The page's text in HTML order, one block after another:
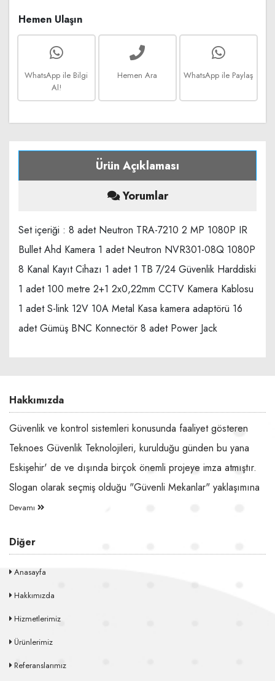
Hemen Ulaşın
WhatsApp ile Bilgi
Al!
Hemen Ara WhatsApp ile Paylaş
Ürün Açıklaması
Yorumlar
Set içeriği : 8 adet Neutron TRA-7210 2 MP 1080P IR
Bullet Ahd Kamera 1 adet Neutron NVR301-08Q 1080P
8 Kanal Kayıt Cihazı 1 adet 1 TB 7/24 Güvenlik Harddiski
1 adet 100 metre 2+1 2x0,22mm CCTV Kamera Kablosu
1 adet S-link 12V 10A Metal Kasa kamera adaptörü 16
adet Gümüş BNC Konnectör 8 adet Power Jack
Hakkımızda
Güvenlik ve kontrol sistemleri konusunda faaliyet gösteren
Teknoes Güvenlik Teknolojileri, kurulduğu günden bu yana
Eskişehir' de ve dışında birçok önemli projeye imza atmıştır.
Slogan olarak seçmiş olduğu "Güvenli Mekanlar" yaklaşımına
Devamı
Diğer
Anasayfa
Hakkımızda
Hizmetlerimiz
Ürünlerimiz
Referanslarımız